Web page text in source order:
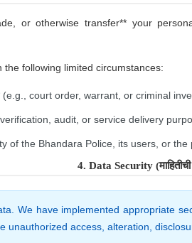
or otherwise transfer** your
following limited circumstances:
court order, warrant, or criminal
audit, or service delivery
of the Bhandara Police, its users, or the
4. Data Security (माहितीची
We have implemented appropriate
unauthorized access, alteration,